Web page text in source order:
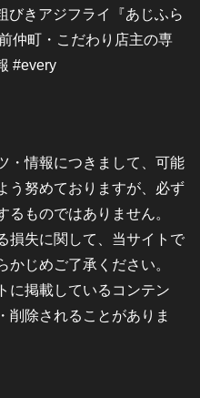
びきアジフライ『あじふら
仲町・こだわり店主の専
#every
・情報につきまして、可能
う努めておりますが、必ず
るものではありません。
損失に関して、当サイトで
じめご了承ください。
に掲載しているコンテン
削除されることがありま